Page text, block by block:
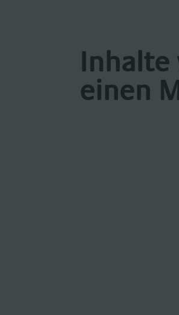
Inhalte
einen